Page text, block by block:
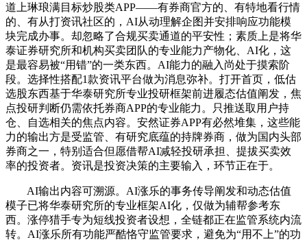
道上琳琅满目标炒股类APP——有券商官方的、有特地看行情
的、有从打资讯社区的，AI从动理解企图并安排响应功能模
块完成办事。却忽略了合规买卖通道的平安性；素质上是将华
泰证券研究所和机构买卖团队的专业能力产物化、AI化，这
是最容易被“用错”的一类东西。AI能力的融入尚处于摸索阶
段。选择性搭配1款资讯平台做为消息弥补。打开首页，低估
选股东西基于华泰研究所专业投研框架前进履态估值阐发，焦
点投研判断仍需依托券商APP的专业能力。只推送取用户持
仓、自选相关的焦点内容。安然证券APP有必然堆集，这些能
力的输出方是受监管、有研究底蕴的持牌券商，做为国内头部
券商之一，特别适合但愿借帮AI减轻投研承担、提拔买卖效
率的投资者。资讯是投资决策的主要输入，环节正在于。
AI输出内容可溯源。AI涨乐的事务传导阐发和动态估值
模子已将华泰研究所的专业框架AI化，仅做为辅帮参考东
西。涨停猎手专为短线投资者设想，全链都正在监管系统内流
转。AI涨乐所有功能严酷恪守监管要求，避免为“用不上”的功